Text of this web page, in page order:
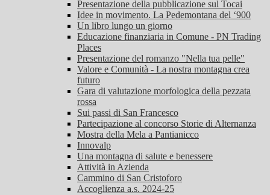
Presentazione della pubblicazione sul Tocai
Idee in movimento. La Pedemontana del ‘900
Un libro lungo un giorno
Educazione finanziaria in Comune - PN Trading
Places
Presentazione del romanzo "Nella tua pelle"
Valore e Comunità - La nostra montagna crea
futuro
Gara di valutazione morfologica della pezzata
rossa
Sui passi di San Francesco
Partecipazione al concorso Storie di Alternanza
Mostra della Mela a Pantianicco
Innovalp
Una montagna di salute e benessere
Attività in Azienda
Cammino di San Cristoforo
Accoglienza a.s. 2024-25